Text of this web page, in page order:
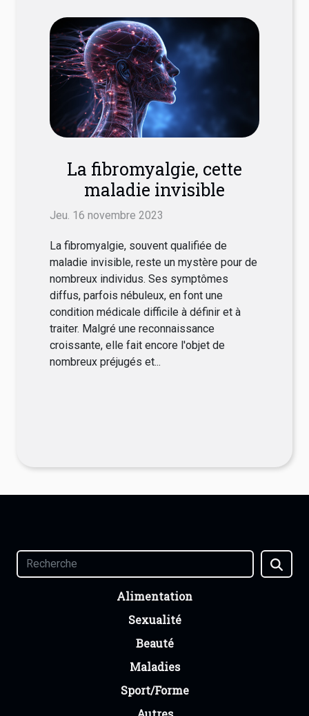
La fibromyalgie, cette
maladie invisible
Jeu. 16 novembre 2023
La fibromyalgie, souvent qualifiée de
maladie invisible, reste un mystère pour de
nombreux individus. Ses symptômes
diffus, parfois nébuleux, en font une
condition médicale difficile à définir et à
traiter. Malgré une reconnaissance
croissante, elle fait encore l'objet de
nombreux préjugés et...
Alimentation
Sexualité
Beauté
Maladies
Sport/Forme